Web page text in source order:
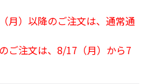
月）以降のご注文は、通常通
ご注文は、8/17（月）から7